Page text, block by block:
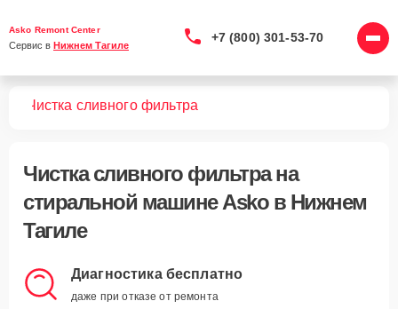
Asko Remont Center
Сервис в Нижнем Тагиле
+7 (800) 301-53-70
Чистка сливного фильтра
Чистка сливного фильтрана
стиральной машине Asko в Нижнем
Тагиле
Диагностика бесплатно
даже при отказе от ремонта